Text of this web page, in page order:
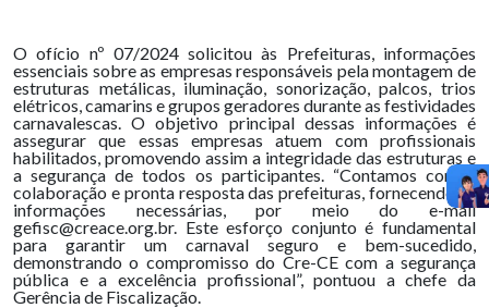
O ofício nº 07/2024 solicitou às Prefeituras, informações
essenciais sobre as empresas responsáveis pela montagem de
estruturas metálicas, iluminação, sonorização, palcos, trios
elétricos, camarins e grupos geradores durante as festividades
carnavalescas. O objetivo principal dessas informações é
assegurar que essas empresas atuem com profissionais
habilitados, promovendo assim a integridade das estruturas e
a segurança de todos os participantes. “Contamos com a
colaboração e pronta resposta das prefeituras, fornecendo as
informações necessárias, por meio do e-mail
gefisc@creace.org.br. Este esforço conjunto é fundamental
para garantir um carnaval seguro e bem-sucedido,
demonstrando o compromisso do Cre-CE com a segurança
pública e a excelência profissional”, pontuou a chefe da
Gerência de Fiscalização.